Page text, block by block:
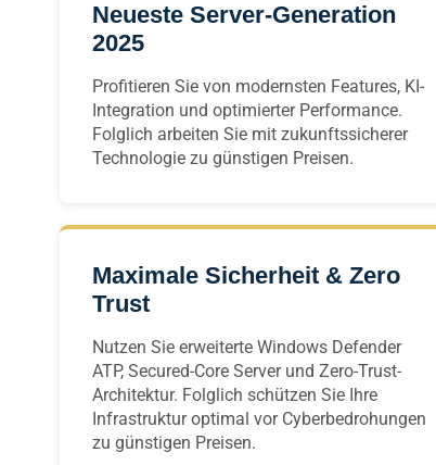
Neueste Server-Generation
2025
Profitieren Sie von modernsten Features, KI-
Integration und optimierter Performance.
Folglich arbeiten Sie mit zukunftssicherer
Technologie zu günstigen Preisen.
Maximale Sicherheit & Zero
Trust
Nutzen Sie erweiterte Windows Defender
ATP, Secured-Core Server und Zero-Trust-
Architektur. Folglich schützen Sie Ihre
Infrastruktur optimal vor Cyberbedrohungen
zu günstigen Preisen.